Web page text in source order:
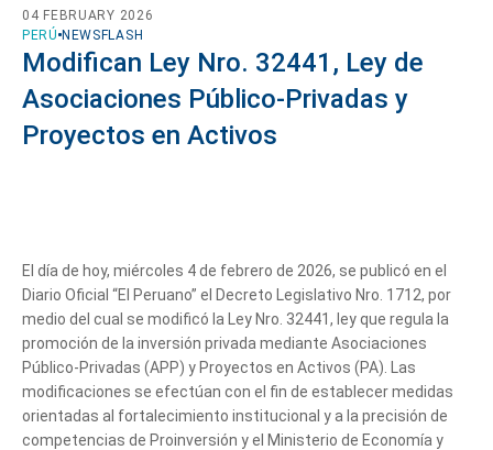
PERÚ NEWSFLASH
04 FEBRUARY 2026
Modifican Ley Nro. 32441, Ley de
Asociaciones Público-Privadas y
Proyectos en Activos
El día de hoy, miércoles 4 de febrero de 2026, se publicó en el
Diario Oficial “El Peruano” el Decreto Legislativo Nro. 1712, por
medio del cual se modificó la Ley Nro. 32441, ley que regula la
promoción de la inversión privada mediante Asociaciones
Público-Privadas (APP) y Proyectos en Activos (PA). Las
modificaciones se efectúan con el fin de establecer medidas
orientadas al fortalecimiento institucional y a la precisión de
competencias de Proinversión y el Ministerio de Economía y